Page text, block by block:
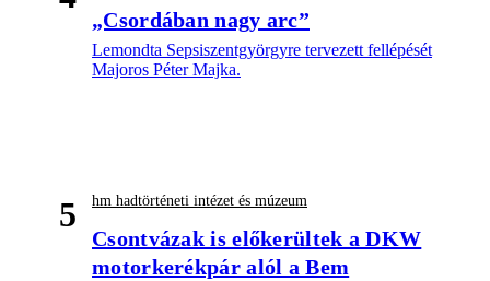
„Csordában nagy arc”
Lemondta Sepsiszentgyörgyre tervezett fellépését
Majoros Péter Majka.
5 hm hadtörténeti intézet és múzeum
Csontvázak is előkerültek a DKW
motorkerékpár alól a Bem